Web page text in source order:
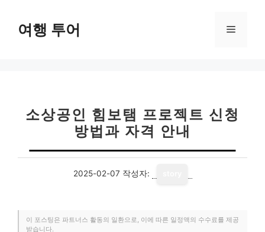
여행 투어 메
소상공인 힘보탬 프로젝트 신청
방법과 자격 안내
2025-02-07 작성자:
이 포스팅은 파트너스 활동의 일환으로, 이에 따른 일정액의 수수료를 제공
받습니다.